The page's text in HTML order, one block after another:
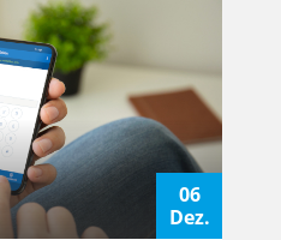
06
Dez.